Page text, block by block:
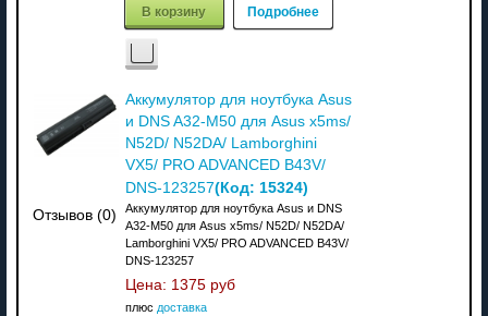
В корзину Подробнее
Отзывов (0)
Аккумулятор для ноутбука Asus
и DNS A32-M50 для Asus x5ms/
N52D/ N52DA/ Lamborghini
VX5/ PRO ADVANCED B43V/
DNS-123257(Код: 15324)
Аккумулятор для ноутбука Asus и DNS
A32-M50 для Asus x5ms/ N52D/ N52DA/
Lamborghini VX5/ PRO ADVANCED B43V/
DNS-123257
Цена: 1375 руб
плюс доставка